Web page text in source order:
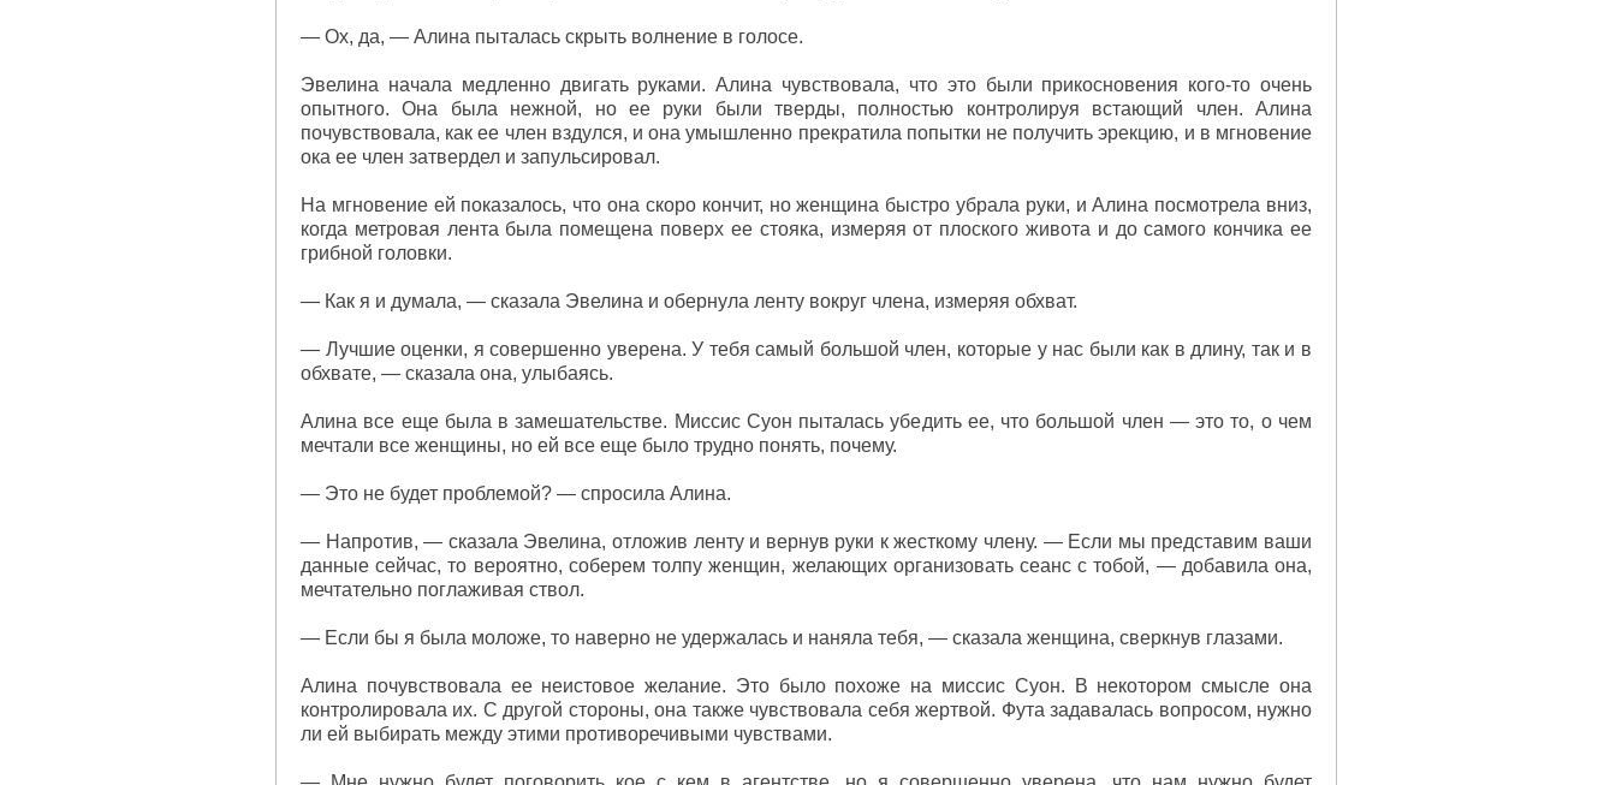
— Ох, да, — Алина пыталась скрыть волнение в голосе.
Эвелина начала медленно двигать руками. Алина чувствовала, что это были прикосновения кого-то очень
опытного. Она была нежной, но ее руки были тверды, полностью контролируя встающий член. Алина
почувствовала, как ее член вздулся, и она умышленно прекратила попытки не получить эрекцию, и в мгновение
ока ее член затвердел и запульсировал.
На мгновение ей показалось, что она скоро кончит, но женщина быстро убрала руки, и Алина посмотрела вниз,
когда метровая лента была помещена поверх ее стояка, измеряя от плоского живота и до самого кончика ее
грибной головки.
— Как я и думала, — сказала Эвелина и обернула ленту вокруг члена, измеряя обхват.
— Лучшие оценки, я совершенно уверена. У тебя самый большой член, которые у нас были как в длину, так и в
обхвате, — сказала она, улыбаясь.
Алина все еще была в замешательстве. Миссис Суон пыталась убедить ее, что большой член — это то, о чем
мечтали все женщины, но ей все еще было трудно понять, почему.
— Это не будет проблемой? — спросила Алина.
— Напротив, — сказала Эвелина, отложив ленту и вернув руки к жесткому члену. — Если мы представим ваши
данные сейчас, то вероятно, соберем толпу женщин, желающих организовать сеанс с тобой, — добавила она,
мечтательно поглаживая ствол.
— Если бы я была моложе, то наверно не удержалась и наняла тебя, — сказала женщина, сверкнув глазами.
Алина почувствовала ее неистовое желание. Это было похоже на миссис Суон. В некотором смысле она
контролировала их. С другой стороны, она также чувствовала себя жертвой. Фута задавалась вопросом, нужно
ли ей выбирать между этими противоречивыми чувствами.